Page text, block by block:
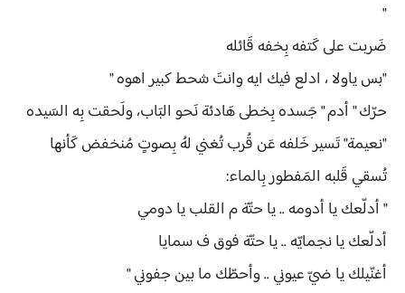
"
ضَربت على كَتفه بِخفه قَائله
"بس ياولا ، ادلع فيك ايه وانتَ شحط كبير اهوه "
حرّك " أدم " جَسده بِخطى هَادئة نَحو البَاب، ولَحقت بِه السَيده
"نعيمة" تَسير خَلفه عَن قُرب تُغني لهُ بِصوتٍ مُنخفض كَأنها
تُسقي قَلبه المَفطور بِالماء:
" أدلّعك يا أدومه .. يا حتّة م القلب يا دومي
أدلّعك يا نجمايّه .. يا حتّة فوق ف سمايا
أغنّيلك يا ضيّ عيوني .. وأحطّك ما بين جفوني "